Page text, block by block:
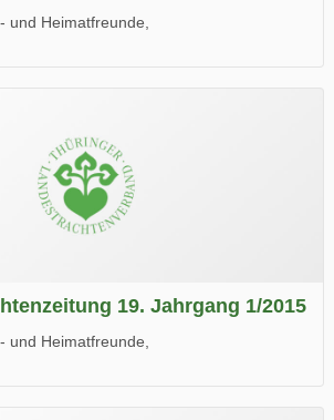
und Heimatfreunde,
Spaß beim Lesen.
19. Jahrgang 1/2015
und Heimatfreunde,
Spaß beim Lesen.